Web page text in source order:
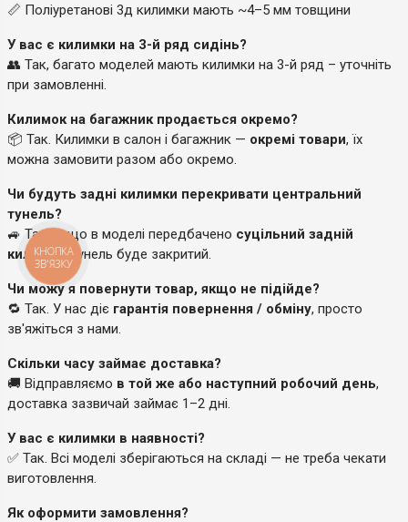
📏 Поліуретанові 3д килимки мають ~4–5 мм товщини
У вас є килимки на 3-й ряд сидінь?
👥 Так, багато моделей мають килимки на 3-й ряд – уточніть
при замовленні.
Килимок на багажник продається окремо?
📦 Так. Килимки в салон і багажник — окремі товари, їх
можна замовити разом або окремо.
Чи будуть задні килимки перекривати центральний
тунель?
🚙 Так, якщо в моделі передбачено суцільний задній
килимок, тунель буде закритий.
Чи можу я повернути товар, якщо не підійде?
🔁 Так. У нас діє гарантія повернення / обміну, просто
зв'яжіться з нами.
Скільки часу займає доставка?
🚚 Відправляємо в той же або наступний робочий день,
доставка зазвичай займає 1–2 дні.
У вас є килимки в наявності?
✅ Так. Всі моделі зберігаються на складі — не треба чекати
виготовлення.
Як оформити замовлення?
КНОПКА
ЗВ'ЯЗКУ